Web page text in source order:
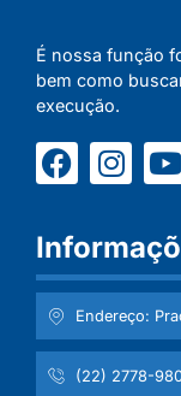
É nossa função
bem como
execução.
Endereço:
(22) 2778-